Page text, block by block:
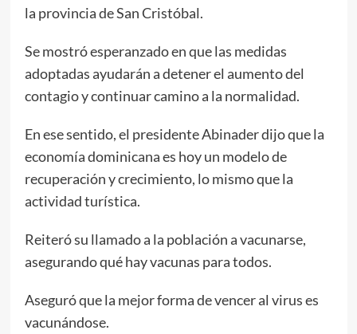
la provincia de San Cristóbal.
Se mostró esperanzado en que las medidas
adoptadas ayudarán a detener el aumento del
contagio y continuar camino a la normalidad.
En ese sentido, el presidente Abinader dijo que la
economía dominicana es hoy un modelo de
recuperación y crecimiento, lo mismo que la
actividad turística.
Reiteró su llamado a la población a vacunarse,
asegurando qué hay vacunas para todos.
Aseguró que la mejor forma de vencer al virus es
vacunándose.